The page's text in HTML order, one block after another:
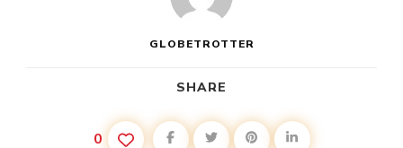
GLOBETROTTER
SHARE
0